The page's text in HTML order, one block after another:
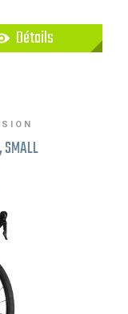
Détails
SMALL